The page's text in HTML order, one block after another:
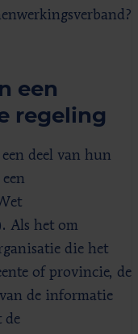
een
regeling
deel van hun
Als het om
die het
of provincie, de
de informatie
de